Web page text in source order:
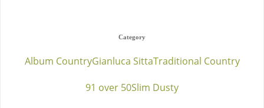
Category
Album CountryGianluca SittaTraditional Country
91 over 50Slim Dusty